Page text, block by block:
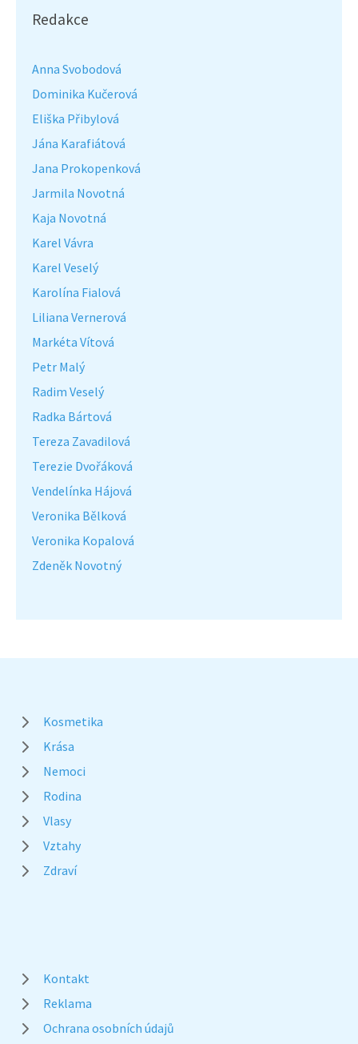
Redakce
Anna Svobodová
Dominika Kučerová
Eliška Přibylová
Jána Karafiátová
Jana Prokopenková
Jarmila Novotná
Kaja Novotná
Karel Vávra
Karel Veselý
Karolína Fialová
Liliana Vernerová
Markéta Vítová
Petr Malý
Radim Veselý
Radka Bártová
Tereza Zavadilová
Terezie Dvořáková
Vendelínka Hájová
Veronika Bělková
Veronika Kopalová
Zdeněk Novotný
Kosmetika
Krása
Nemoci
Rodina
Vlasy
Vztahy
Zdraví
Kontakt
Reklama
Ochrana osobních údajů